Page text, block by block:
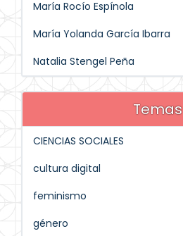
María Rocío Espínola
María Yolanda García Ibarra
Natalia Stengel Peña
Temas
CIENCIAS SOCIALES
cultura digital
feminismo
género